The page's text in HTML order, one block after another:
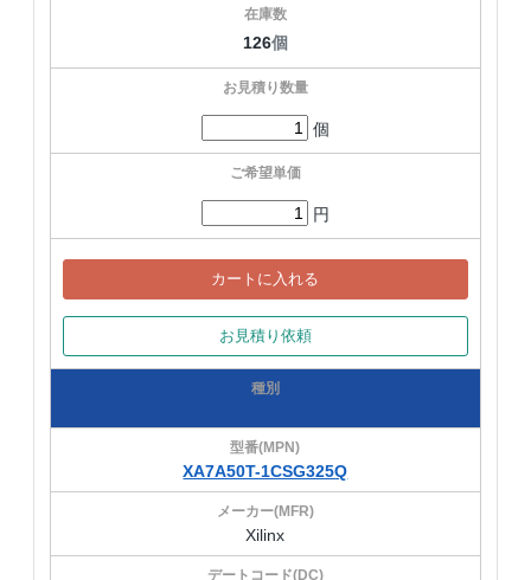
126個
個
円
カートに入れる
お見積り依頼
XA7A50T-1CSG325Q
Xilinx